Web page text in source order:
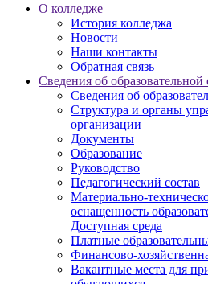
О колледже
История колледжа
Новости
Наши контакты
Обратная связь
Сведения об образовательной
Сведения об
Структура и органы
организации
Документы
Образование
Руководство
Педагогический состав
Материально-
оснащенность
Доступная среда
Платные
Финансово-
Вакантные места для